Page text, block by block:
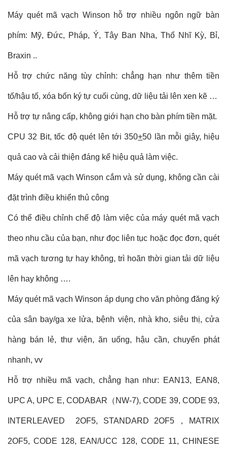
Máy quét mã vạch Winson hỗ trợ nhiều ngôn ngữ bàn
phím: Mỹ, Đức, Pháp, Ý, Tây Ban Nha, Thổ Nhĩ Kỳ, Bỉ,
Braxin ..
Hỗ trợ chức năng tùy chỉnh: chẳng hạn như thêm tiền
tố/hậu tố, xóa bốn ký tự cuối cùng, dữ liệu tải lên xen kẽ …
Hỗ trợ tự nâng cấp, không giới hạn cho bàn phím tiền mặt.
CPU 32 Bit, tốc độ quét lên tới 350+50 lần mỗi giây, hiệu
quả cao và cải thiện đáng kể hiệu quả làm việc.
Máy quét mã vạch Winson cắm và sử dụng, không cần cài
đặt trình điều khiển thủ công
Có thể điều chỉnh chế độ làm việc của máy quét mã vạch
theo nhu cầu của bạn, như đọc liên tục hoặc đọc đơn, quét
mã vạch tương tự hay không, trì hoãn thời gian tải dữ liệu
lên hay không ….
Máy quét mã vạch Winson áp dụng cho văn phòng đăng ký
của sân bay/ga xe lửa, bệnh viện, nhà kho, siêu thị, cửa
hàng bán lẻ, thư viện, ăn uống, hậu cần, chuyển phát
nhanh, vv
Hỗ trợ nhiều mã vạch, chẳng hạn như: EAN13, EAN8,
UPC A, UPC E, CODABAR（NW-7), CODE 39, CODE 93,
INTERLEAVED 2OF5, STANDARD 2OF5，MATRIX
2OF5, CODE 128, EAN/UCC 128, CODE 11, CHINESE